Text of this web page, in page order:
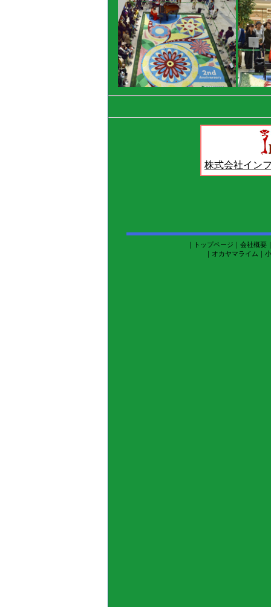
株式会社イン
｜ トップページ ｜ 会社概要
｜ オカヤマライム ｜